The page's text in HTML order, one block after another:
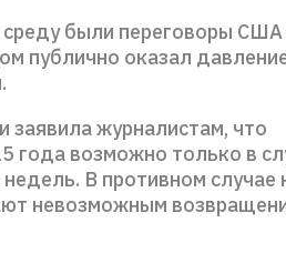
были переговоры США
публично оказал
журналистам, что
года возможно только в
В противном случае
невозможным